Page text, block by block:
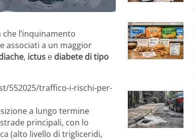
che l’inquinamento
associati a un maggior
, ictus e diabete di tipo
552025/traffico-i-rischi-per-
a lungo termine
principali, con lo
(alto livello di trigliceridi,